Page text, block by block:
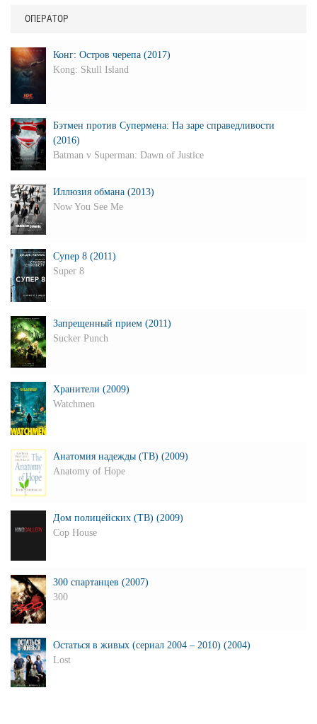
ОПЕРАТОР
Конг: Остров черепа (2017)
Kong: Skull Island
Бэтмен против Супермена: На заре справедливости
(2016)
Batman v Superman: Dawn of Justice
Иллюзия обмана (2013)
Now You See Me
Супер 8 (2011)
Super 8
Запрещенный прием (2011)
Sucker Punch
Хранители (2009)
Watchmen
Анатомия надежды (ТВ) (2009)
Anatomy of Hope
Дом полицейских (ТВ) (2009)
Cop House
300 спартанцев (2007)
300
Остаться в живых (сериал 2004 – 2010) (2004)
Lost